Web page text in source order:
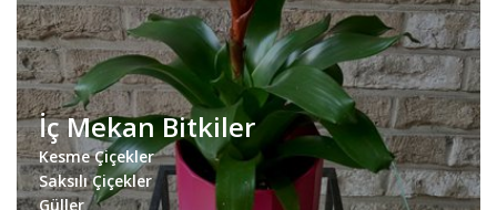
İç Mekan Bitkiler
Kesme Çiçekler
Saksılı Çiçekler
Güller